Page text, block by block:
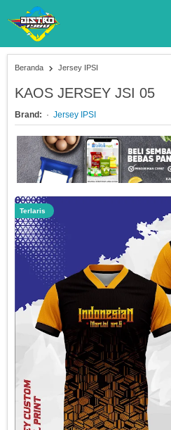
Beranda Jersey IPSI
KAOS JERSEY JSI 05
Brand: Jersey IPSI
Terlaris